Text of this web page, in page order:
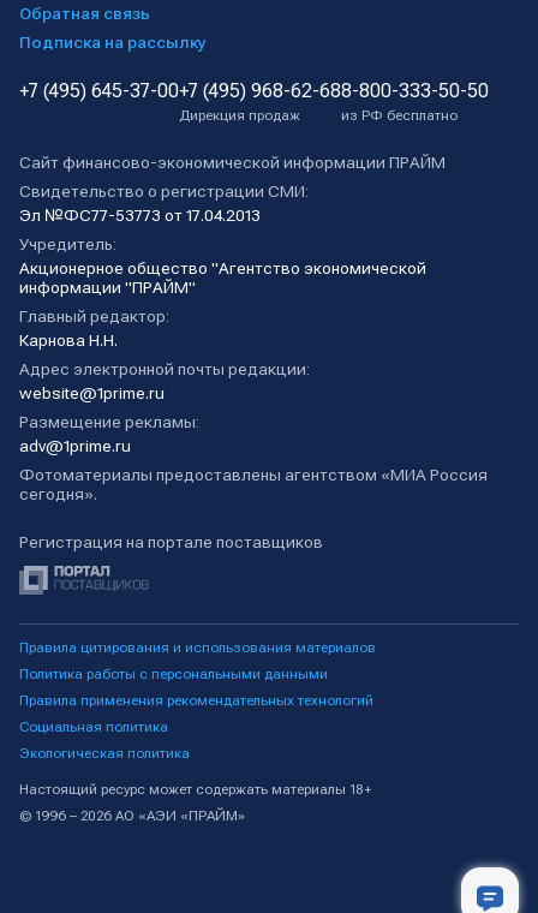
Обратная связь
Подписка на рассылку
+7 (495) 645-37-00+7 (495) 968-62-68
Дирекция продаж
8-800-333-50-50
из РФ бесплатно
Сайт финансово-экономической информации ПРАЙМ
Свидетельство о регистрации СМИ:
Эл №ФС77-53773 от 17.04.2013
Учредитель:
Акционерное общество "Агентство экономической
информации "ПРАЙМ"
Главный редактор:
Карнова Н.Н.
Адрес электронной почты редакции:
website@1prime.ru
Размещение рекламы:
adv@1prime.ru
Фотоматериалы предоставлены агентством «МИА Россия
сегодня».
Регистрация на портале поставщиков
Правила цитирования и использования материалов
Политика работы с персональными данными
Правила применения рекомендательных технологий
Социальная политика
Экологическая политика
Настоящий ресурс может содержать материалы 18+
© 1996 – 2026 АО «АЭИ «ПРАЙМ»